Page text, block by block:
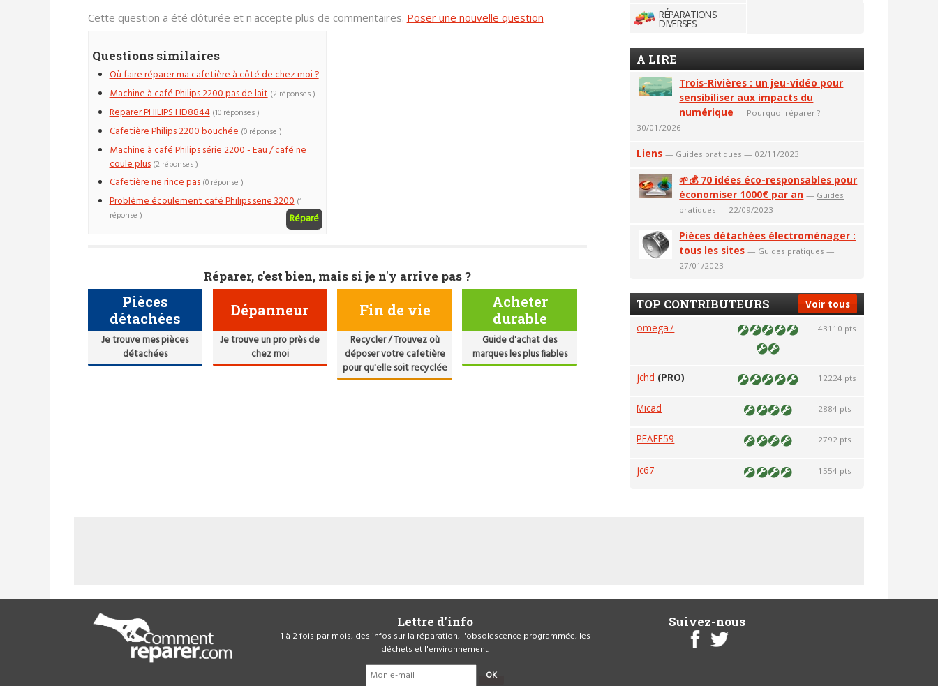
Cette question a été clôturée et n'accepte plus de commentaires. Poser une nouvelle question
Questions similaires
Où faire réparer ma cafetière à côté de chez moi ?
Machine à café Philips 2200 pas de lait (2 réponses )
Reparer PHILIPS HD8844 (10 réponses )
Cafetière Philips 2200 bouchée (0 réponse )
Machine à café Philips série 2200 - Eau / café ne
coule plus (2 réponses )
Cafetière ne rince pas (0 réponse )
Problème écoulement café Philips serie 3200
Réparé
(1
réponse )
Réparer, c'est bien, mais si je n'y arrive pas ?
Pièces
détachées
Je trouve mes pièces
détachées
Dépanneur
Je trouve un pro près de
chez moi
Fin de vie
Recycler / Trouvez où
déposer votre cafetière
pour qu'elle soit recyclée
Acheter
durable
Guide d'achat des
marques les plus fiables
RÉPARATIONS
DIVERSES
A LIRE
Trois-Rivières : un jeu-vidéo pour
sensibiliser aux impacts du
numérique — Pourquoi réparer ? —
30/01/2026
Liens — Guides pratiques — 02/11/2023
🌱💰 70 idées éco-responsables pour
économiser 1000€ par an — Guides
pratiques — 22/09/2023
Pièces détachées électroménager :
tous les sites — Guides pratiques —
27/01/2023
Voir tous
TOP CONTRIBUTEURS
omega7 43110 pts
jchd (PRO) 12224 pts
Micad 2884 pts
PFAFF59 2792 pts
jc67 1554 pts
Lettre d'info
1 à 2 fois par mois, des infos sur la réparation, l'obsolescence programmée, les
déchets et l'environnement.
OK
Suivez-nous